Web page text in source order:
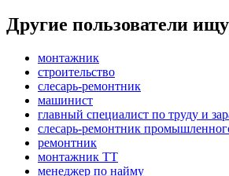
Другие пользователи
монтажник
строительство
слесарь-ремонтник
машинист
главный специалист по труду и
слесарь-ремонтник
ремонтник
монтажник ТТ
менеджер по найму